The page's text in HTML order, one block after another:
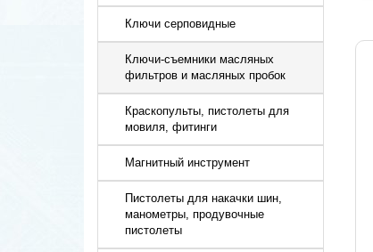
Ключи серповидные
Ключи-съемники масляных
фильтров и масляных пробок
Краскопульты, пистолеты для
мовиля, фитинги
Магнитный инструмент
Пистолеты для накачки шин,
манометры, продувочные
пистолеты